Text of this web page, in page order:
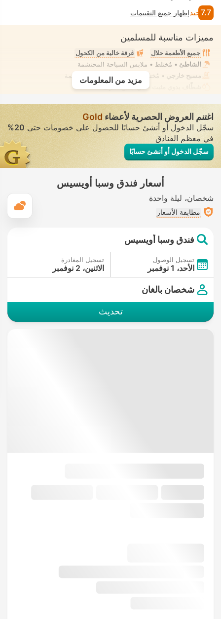
7.7 جيدإظهار جميع التقييمات
مميزات مناسبة للمسلمين
جميع الأطعمة حلال
غرفة خالية من الكحول
الشاطئ • مُختلط • ملابس السباحة المحتشمة
مسبح خارجي • مُختلط • ملابس السباحة المحتشمة
• في جميع الغرف
مزيد من المعلومات
اغتنم العروض الحصرية لأعضاء Gold
سجّل الدخول أو أنشئ حسابًا للحصول على خصومات حتى20%
في معظم الفنادق
سجّل الدخول أو أنشئ حسابًا
أسعار فندق وسبا أويسيس
شخصان ليلة واحدة
مطابقة الأسعار
فندق وسبا أويسيس
تسجيل الوصول
الأحد، 1 نوفمبر
تسجيل المغادرة
الاثنين، 2 نوفمبر
شخصان بالغان
تحديث